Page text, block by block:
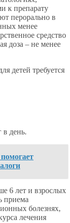
к препарату
перорально в
менее
средство
доза – не менее
детей требуется
в день.
6 лет и взрослых
приема
болезнях,
лечения